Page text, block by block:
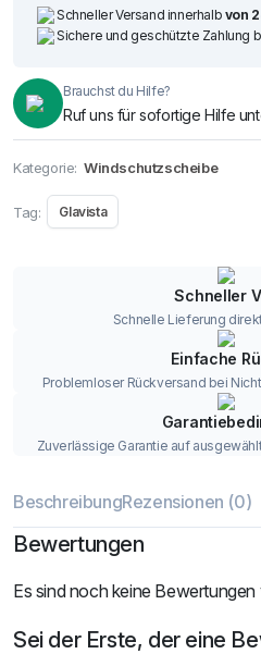
Schneller Versand innerhalb von
Sichere und geschützte Zahlung
Brauchst du Hilfe?
Ruf uns für sofortige Hilfe
Kategorie: Windschutzscheibe
Tag: Glavista
Schneller
Schnelle Lieferung
Einfache
Problemloser Rückversand bei
Zuverlässige Garantie auf
BeschreibungRezensionen (0)
Bewertungen
Es sind noch keine
Sei der Erste, der eine